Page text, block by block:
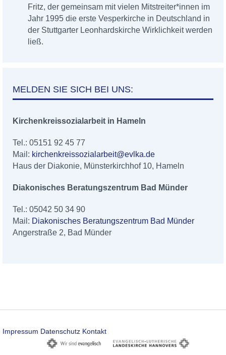
Fritz, der gemeinsam mit vielen Mitstreiter*innen im
Jahr 1995 die erste Vesperkirche in Deutschland in
der Stuttgarter Leonhardskirche Wirklichkeit werden
ließ.
MELDEN SIE SICH BEI UNS:
Kirchenkreissozialarbeit in Hameln
Tel.: 05151 92 45 77
Mail: kirchenkreissozialarbeit@evlka.de
Haus der Diakonie, Münsterkirchhof 10, Hameln
Diakonisches Beratungszentrum Bad Münder
Tel.: 05042 50 34 90
Mail: Diakonisches Beratungszentrum Bad Münder
Angerstraße 2, Bad Münder
Impressum Datenschutz Kontakt